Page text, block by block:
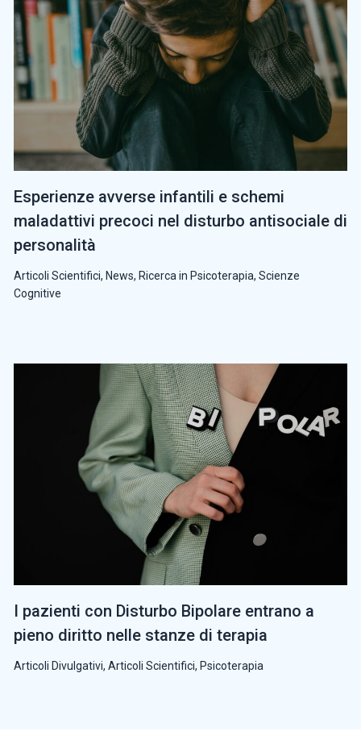
Esperienze avverse infantili e schemi
maladattivi precoci nel disturbo antisociale di
personalità
Articoli Scientifici, News, Ricerca in Psicoterapia, Scienze
Cognitive
I pazienti con Disturbo Bipolare entrano a
pieno diritto nelle stanze di terapia
Articoli Divulgativi, Articoli Scientifici, Psicoterapia